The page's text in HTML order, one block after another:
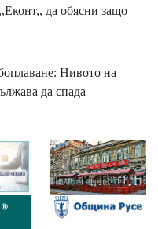
да обясни защо
Нивото на
да спада